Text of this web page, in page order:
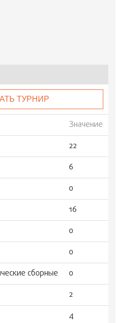
ТУРНИР
Значение
22
6
0
16
0
0
сборные
0
2
4